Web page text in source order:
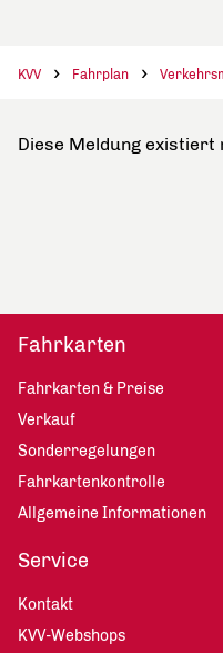
KVV Fahrplan
Diese Meldung existiert
Fahrkarten
Fahrkarten & Preise
Verkauf
Sonderregelungen
Fahrkartenkontrolle
Allgemeine Informationen
Service
Kontakt
KVV-Webshops